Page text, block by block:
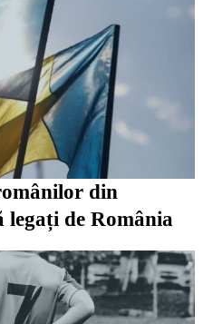
din
legați de România